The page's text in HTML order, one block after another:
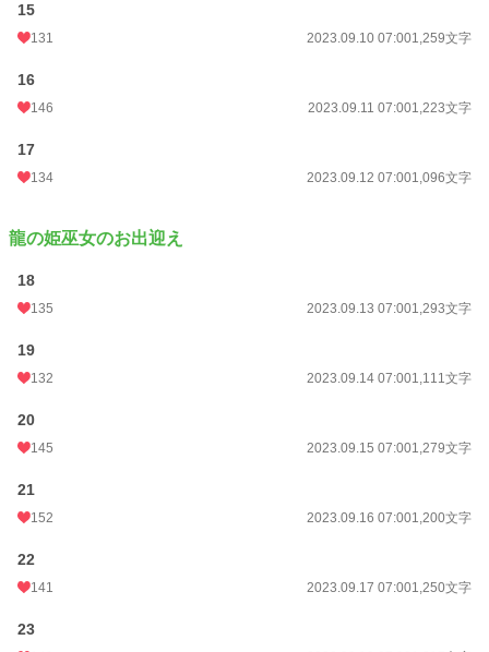
15
131 2023.09.10 07:001,259文字
16
146 2023.09.11 07:001,223文字
17
134 2023.09.12 07:001,096文字
龍の姫巫女のお出迎え
18
135 2023.09.13 07:001,293文字
19
132 2023.09.14 07:001,111文字
20
145 2023.09.15 07:001,279文字
21
152 2023.09.16 07:001,200文字
22
141 2023.09.17 07:001,250文字
23